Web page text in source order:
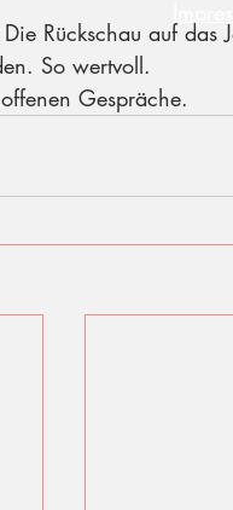
Rückschau auf
So wertvoll.
Gespräche.